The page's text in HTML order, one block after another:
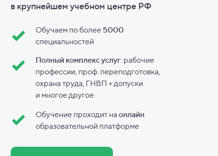
в крупнейшем учебном центре РФ
Обучаем по более 5000
специальностей
Обучение проходит наонлайн
образовательной платформе
Полный комплекс услуг: рабочие
профессии, проф. переподготовка,
охрана труда, ГНВП + допуски
и многое другое